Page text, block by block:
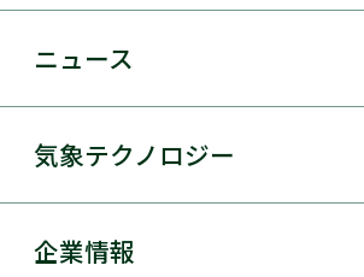
事業領域
サービス・ソリューション
太陽光発電
ニュース
気象テクノロジー
気象テクノロジー
企業情報